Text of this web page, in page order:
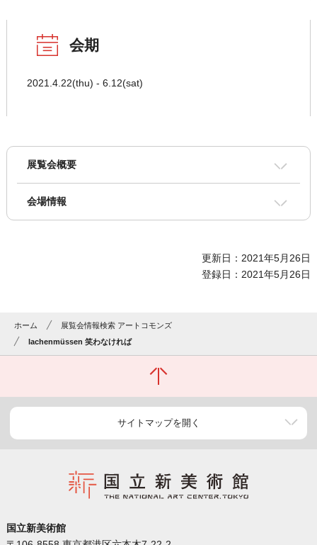
会期
2021.4.22(thu) - 6.12(sat)
展覧会概要
会場情報
更新日：2021年5月26日
登録日：2021年5月26日
ホーム
展覧会情報検索 アートコモンズ
lachenmüssen 笑わなければ
サイトマップを開く
国立新美術館